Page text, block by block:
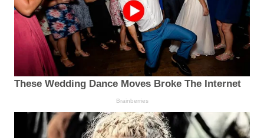
These Wedding Dance Moves Broke The Internet
Brainberries